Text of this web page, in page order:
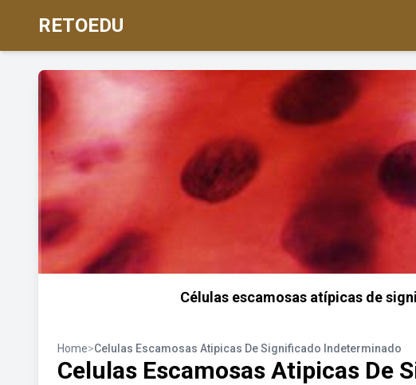
RETOEDU
Células escamosas atípicas de
Home>Celulas Escamosas Atipicas De Significado Indeterminado
Celulas Escamosas Atipicas De